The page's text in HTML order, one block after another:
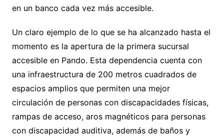
en un banco cada vez más accesible.
Un claro ejemplo de lo que se ha alcanzado hasta el
momento es la apertura de la primera sucursal
accesible en Pando. Esta dependencia cuenta con
una infraestructura de 200 metros cuadrados de
espacios amplios que permiten una mejor
circulación de personas con discapacidades físicas,
rampas de acceso, aros magnéticos para personas
con discapacidad auditiva, además de baños y